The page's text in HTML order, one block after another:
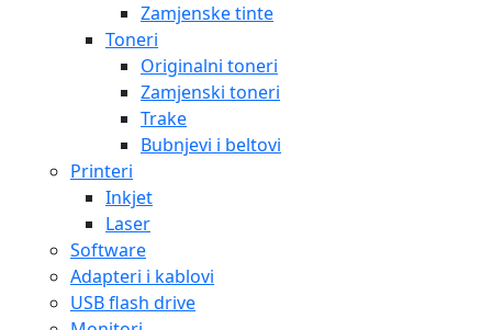
Zamjenske tinte
Toneri
Originalni toneri
Zamjenski toneri
Trake
Bubnjevi i beltovi
Printeri
Inkjet
Laser
Software
Adapteri i kablovi
USB flash drive